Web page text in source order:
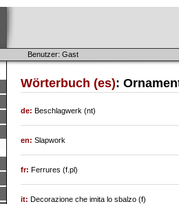
Benutzer: Gast
Wörterbuch (es):
de: Beschlagwerk (nt)
en: Slapwork
fr: Ferrures (f.pl)
it: Decorazione che imita lo sbalzo (f)